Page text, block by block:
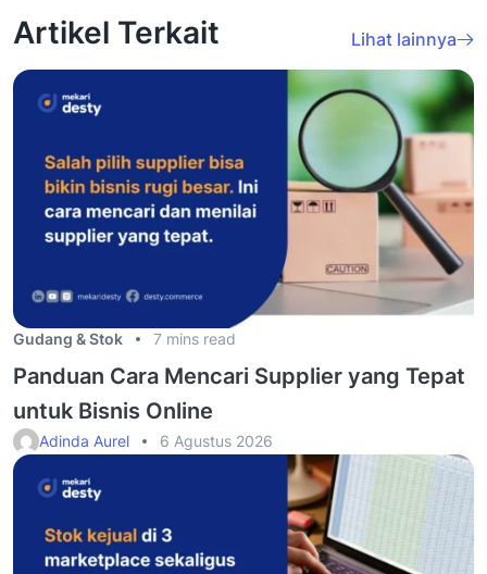
Artikel Terkait Lihat lainnya
Gudang & Stok 7 mins read
Panduan Cara Mencari Supplier yang Tepat
untuk Bisnis Online
Adinda Aurel 6 Agustus 2026